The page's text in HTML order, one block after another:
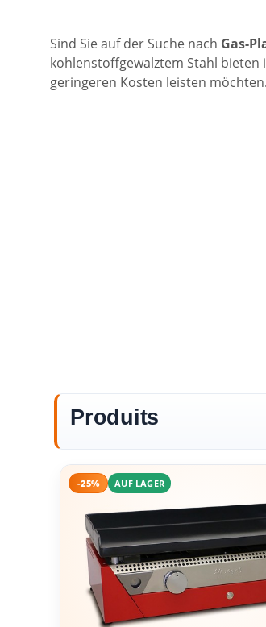
Sind Sie auf der Suche nach Gas-
kohlenstoffgewalztem Stahl bieten
geringeren Kosten leisten möchten.
Produits
-25% AUF LAGER